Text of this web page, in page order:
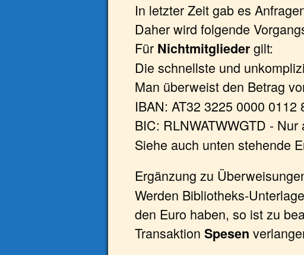
In letzter Zeit gab es
Daher wird folgende
Für Nichtmitgliedergilt:
Die schnellste und
Man überweist den Betrag
IBAN: AT32 3225 0000 0112
BIC: RLNWATWWGTD - Nur
Siehe auch unten stehende
Ergänzung zu
Werden Bibliotheks-
den Euro haben, so ist zu
Transaktion Spesen